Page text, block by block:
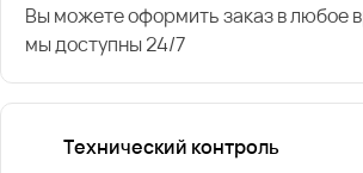
Вы можете оформить заказ в любое
мы доступны 24/7
Технический контроль